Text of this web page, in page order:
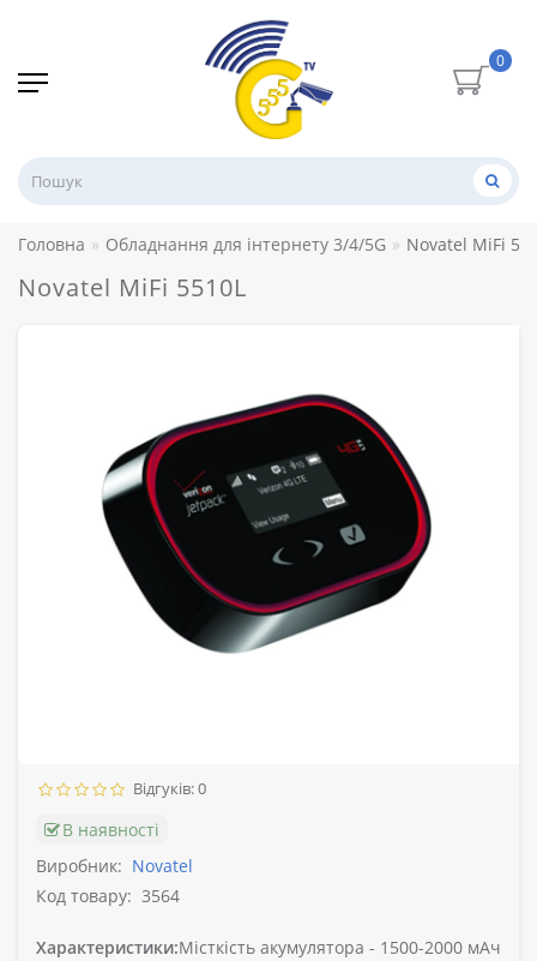
0
Головна Обладнання для інтернету 3/4/5G Novatel MiFi
Novatel MiFi 5510L
Відгуків: 0
В наявності
Виробник: Novatel
Код товару: 3564
Характеристики:Місткість акумулятора - 1500-2000 мАч